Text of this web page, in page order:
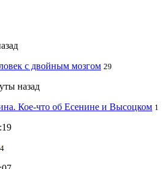
с двойным мозгом 29
назад
Кое-что об Есенине и Высоцком 1
4